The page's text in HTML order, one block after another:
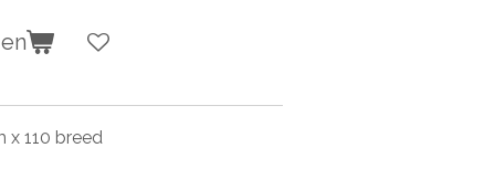
x 110 breed